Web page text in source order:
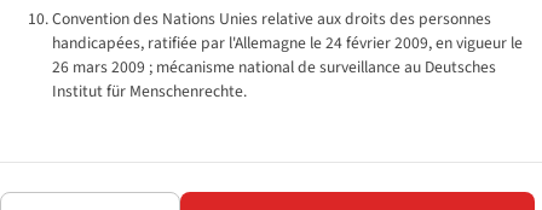
Convention des Nations Unies relative aux droits des personnes
handicapées, ratifiée par l'Allemagne le 24 février 2009, en vigueur le
26 mars 2009 ; mécanisme national de surveillance au Deutsches
Institut für Menschenrechte.